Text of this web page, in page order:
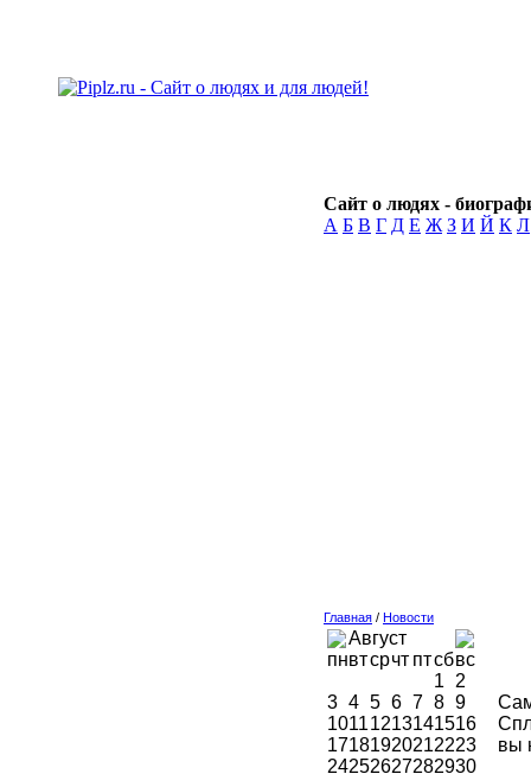
Сайт о людях -
А Б В Г Д Е Ж З И Й К Л
Главная / Новости
Август
пнвтсрчт птсбвс
1
2
3 4 5 6 7 8 9
10111213141516
17181920212223
24252627282930
вы